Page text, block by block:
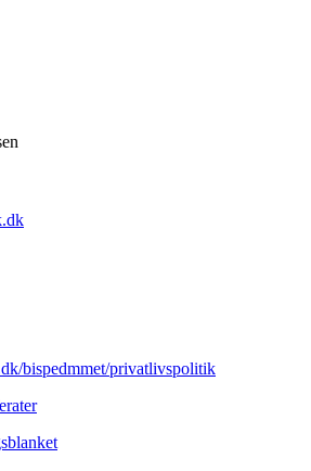
bispedmmet/privatlivspolitik